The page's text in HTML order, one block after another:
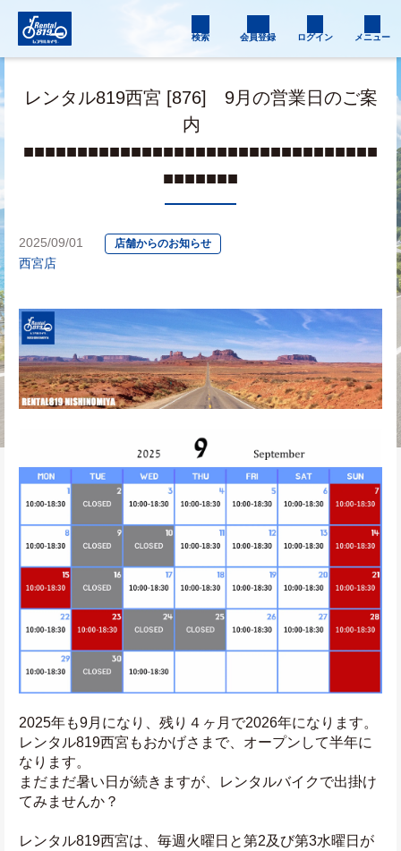
検索 会員登録 ログイン メニュー
レンタル819西宮 [876] 9月の営業日のご案
内
■■■■■■■■■■■■■■■■■■■■■■■■■■■■■■■■■
■■■■■■■
2025/09/01 店舗からのお知らせ
西宮店
2025年も9月になり、残り４ヶ月で2026年になります。
レンタル819西宮もおかげさまで、オープンして半年に
なります。
まだまだ暑い日が続きますが、レンタルバイクで出掛け
てみませんか？
レンタル819西宮は、毎週火曜日と第2及び第3水曜日が